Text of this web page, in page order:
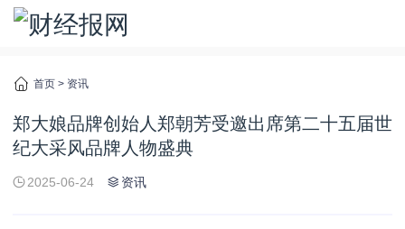
首页 > 资讯
郑大娘品牌创始人郑朝芳受邀出席第二十五届世
纪大采风品牌人物盛典
2025-06-24 资讯